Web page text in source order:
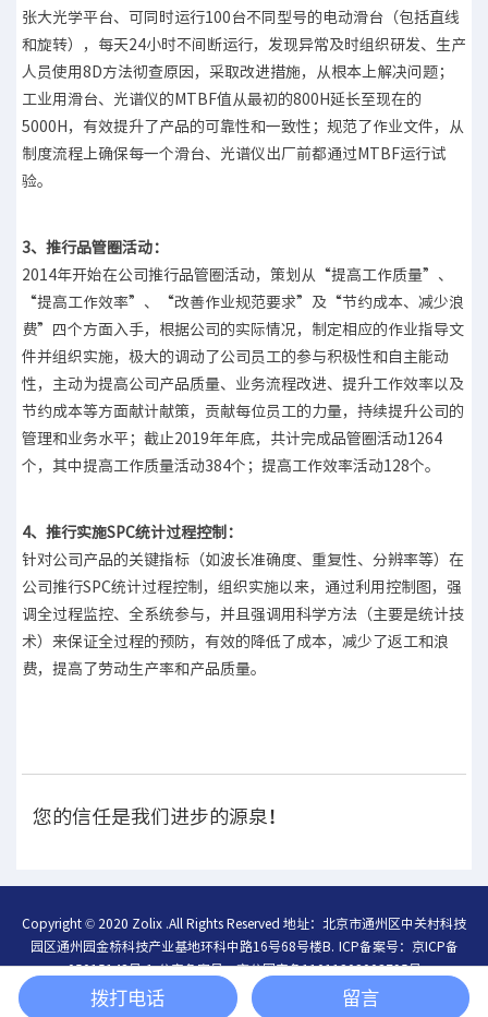
张大光学平台、可同时运行100台不同型号的电动滑台（包括直线
和旋转），每天24小时不间断运行，发现异常及时组织研发、生产
人员使用8D方法彻查原因，采取改进措施，从根本上解决问题；
工业用滑台、光谱仪的MTBF值从最初的800H延长至现在的
5000H，有效提升了产品的可靠性和一致性；规范了作业文件，从
制度流程上确保每一个滑台、光谱仪出厂前都通过MTBF运行试
验。
3、推行品管圈活动：
2014年开始在公司推行品管圈活动，策划从“提高工作质量”、
“提高工作效率”、“改善作业规范要求”及“节约成本、减少浪
费”四个方面入手，根据公司的实际情况，制定相应的作业指导文
件并组织实施，极大的调动了公司员工的参与积极性和自主能动
性，主动为提高公司产品质量、业务流程改进、提升工作效率以及
节约成本等方面献计献策，贡献每位员工的力量，持续提升公司的
管理和业务水平；截止2019年年底，共计完成品管圈活动1264
个，其中提高工作质量活动384个；提高工作效率活动128个。
4、推行实施SPC统计过程控制：
针对公司产品的关键指标（如波长准确度、重复性、分辨率等）在
公司推行SPC统计过程控制，组织实施以来，通过利用控制图，强
调全过程监控、全系统参与，并且强调用科学方法（主要是统计技
术）来保证全过程的预防，有效的降低了成本，减少了返工和浪
费，提高了劳动生产率和产品质量。
您的信任是我们进步的源泉！
Copyright © 2020 Zolix .All Rights Reserved 地址：北京市通州区中关村科技
园区通州园金桥科技产业基地环科中路16号68号楼B.
ICP备案号： 京ICP备
05015148号-1 公安备案号：京公网安备11011202003795号
简体中文
English
拨打电话 留言